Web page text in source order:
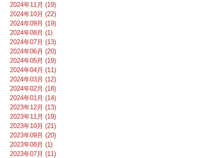
2024年11月 (19)
2024年10月 (22)
2024年09月 (19)
2024年08月 (1)
2024年07月 (13)
2024年06月 (20)
2024年05月 (19)
2024年04月 (11)
2024年03月 (12)
2024年02月 (18)
2024年01月 (14)
2023年12月 (13)
2023年11月 (19)
2023年10月 (21)
2023年09月 (20)
2023年08月 (1)
2023年07月 (11)